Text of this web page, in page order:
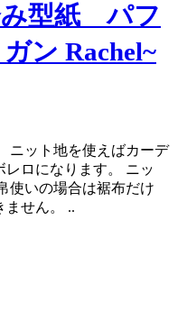
み型紙 パフ
ン Rachel~
ニット地を使えばカーデ
レロになります。 ニッ
使いの場合は裾布だけ
せん。 ..